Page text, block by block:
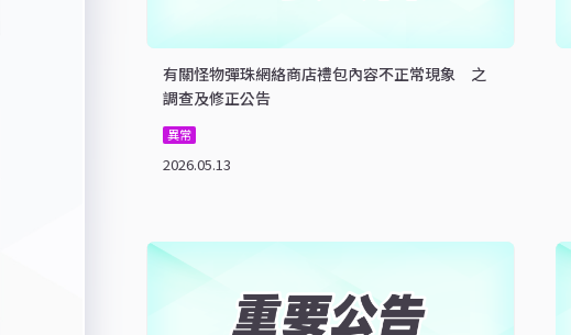
有關怪物彈珠網絡商店禮包內容不正常現象 之
調查及修正公告
異常
2026.05.13